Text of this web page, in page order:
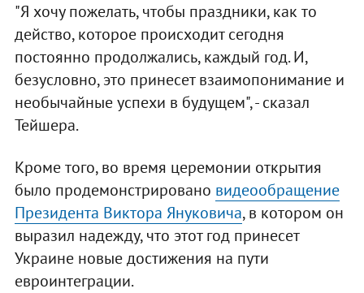
"Я хочу пожелать, чтобы праздники, как то
действо, которое происходит сегодня
постоянно продолжались, каждый год. И,
безусловно, это принесет взаимопонимание и
необычайные успехи в будущем", - сказал
Тейшера.
Кроме того, во время церемонии открытия
было продемонстрировано видеообращение
Президента Виктора Януковича, в котором он
выразил надежду, что этот год принесет
Украине новые достижения на пути
евроинтеграции.